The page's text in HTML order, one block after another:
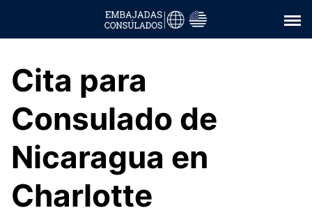
contenido
Cita para
Consulado de
Nicaragua en
Charlotte